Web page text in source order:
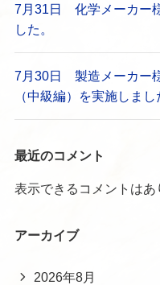
7月31日 化学メーカー
した。
7月30日 製造メーカー
（中級編）を実施しまし
最近のコメント
表示できるコメントはあ
アーカイブ
2026年8月